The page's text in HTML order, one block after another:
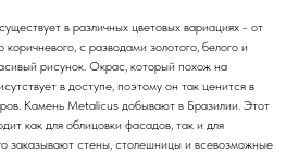
в различных цветовых вариациях - от
с разводами золотого, белого и
рисунок. Окрас, который похож на
в доступе, поэтому он так ценится в
Камень Metalicus добывают в Бразилии. Этот
как для облицовки фасадов, так и для
заказывают стены, столешницы и всевозможные